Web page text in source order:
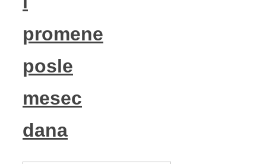
promene
posle
mesec
dana